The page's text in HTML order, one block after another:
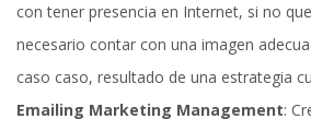
con tener presencia en Internet, si no
necesario contar con una imagen
caso caso, resultado de una estrategia
Emailing Marketing Management: